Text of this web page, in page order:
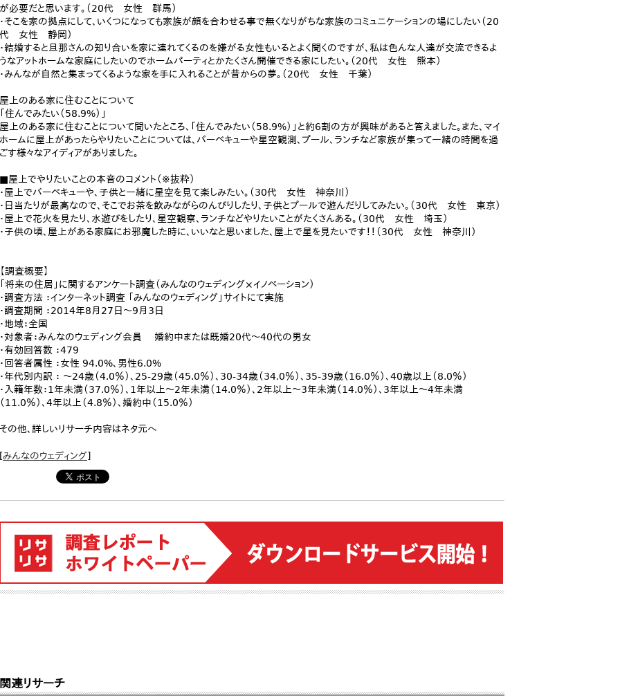
が必要だと思います。（20代 女性 群馬）
・そこを家の拠点にして、いくつになっても家族が顔を合わせる事で無くなりがちな家族のコミュニケーションの場にしたい（20
代 女性 静岡）
・結婚すると旦那さんの知り合いを家に連れてくるのを嫌がる女性もいるとよく聞くのですが、私は色んな人達が交流できるよ
うなアットホームな家庭にしたいのでホームパーティとかたくさん開催できる家にしたい。（20代 女性 熊本）
・みんなが自然と集まってくるような家を手に入れることが昔からの夢。（20代 女性 千葉）
屋上のある家に住むことについて
「住んでみたい（58.9%）」
屋上のある家に住むことについて聞いたところ、「住んでみたい（58.9%）」と約6割の方が興味があると答えました。また、マイ
ホームに屋上があったらやりたいことについては、バーベキューや星空観測、プール、ランチなど家族が集って一緒の時間を過
ごす様々なアイディアがありました。
■屋上でやりたいことの本音のコメント（※抜粋）
・屋上でバーベキューや、子供と一緒に星空を見て楽しみたい。（30代 女性 神奈川）
・日当たりが最高なので、そこでお茶を飲みながらのんびりしたり、子供とプールで遊んだりしてみたい。（30代 女性 東京）
・屋上で花火を見たり、水遊びをしたり、星空観察、ランチなどやりたいことがたくさんある。（30代 女性 埼玉）
・子供の頃、屋上がある家庭にお邪魔した時に、いいなと思いました、屋上で星を見たいです！！（30代 女性 神奈川）
【調査概要】
「将来の住居」に関するアンケート調査（みんなのウェディング×イノベーション）
・調査方法 ：インターネット調査 「みんなのウェディング」サイトにて実施
・調査期間 ：2014年8月27日～9月3日
・地域：全国
・対象者：みんなのウェディング会員 婚約中または既婚20代～40代の男女
・有効回答数 ：479
・回答者属性 ：女性 94.0%、男性6.0%
・年代別内訳 ： ～24歳（4.0％）、25-29歳（45.0％）、30-34歳（34.0％）、35-39歳（16.0％）、40歳以上（8.0％）
・入籍年数：1年未満（37.0％）、1年以上～2年未満（14.0％）、2年以上～3年未満（14.0％）、3年以上～4年未満
（11.0％）、4年以上（4.8％）、婚約中（15.0％）
その他、詳しいリサーチ内容はネタ元へ
[みんなのウェディング]
関連リサーチ